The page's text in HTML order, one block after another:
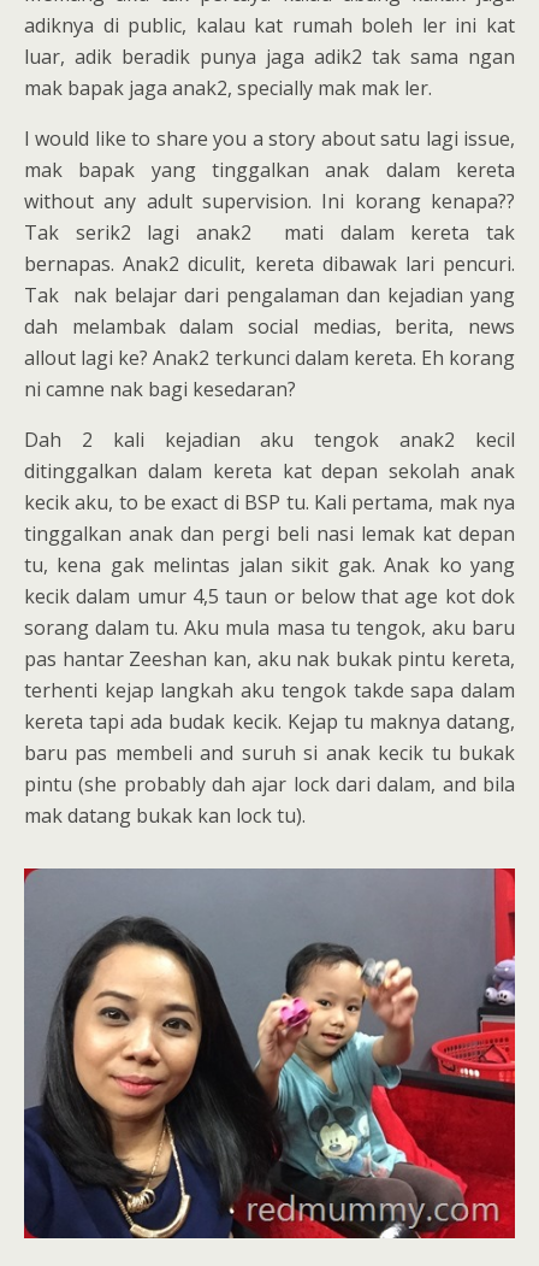
adiknya di public, kalau kat rumah boleh ler ini kat
luar, adik beradik punya jaga adik2 tak sama ngan
mak bapak jaga anak2, specially mak mak ler.
I would like to share you a story about satu lagi issue,
mak bapak yang tinggalkan anak dalam kereta
without any adult supervision. Ini korang kenapa??
Tak serik2 lagi anak2 mati dalam kereta tak
bernapas. Anak2 diculit, kereta dibawak lari pencuri.
Tak nak belajar dari pengalaman dan kejadian yang
dah melambak dalam social medias, berita, news
allout lagi ke? Anak2 terkunci dalam kereta. Eh korang
ni camne nak bagi kesedaran?
Dah 2 kali kejadian aku tengok anak2 kecil
ditinggalkan dalam kereta kat depan sekolah anak
kecik aku, to be exact di BSP tu. Kali pertama, mak nya
tinggalkan anak dan pergi beli nasi lemak kat depan
tu, kena gak melintas jalan sikit gak. Anak ko yang
kecik dalam umur 4,5 taun or below that age kot dok
sorang dalam tu. Aku mula masa tu tengok, aku baru
pas hantar Zeeshan kan, aku nak bukak pintu kereta,
terhenti kejap langkah aku tengok takde sapa dalam
kereta tapi ada budak kecik. Kejap tu maknya datang,
baru pas membeli and suruh si anak kecik tu bukak
pintu (she probably dah ajar lock dari dalam, and bila
mak datang bukak kan lock tu).